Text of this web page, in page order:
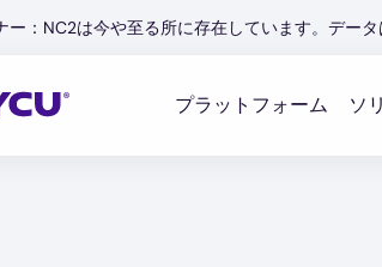
ー：NC2は今や至る所に存在しています。デー
プラットフォーム ソ